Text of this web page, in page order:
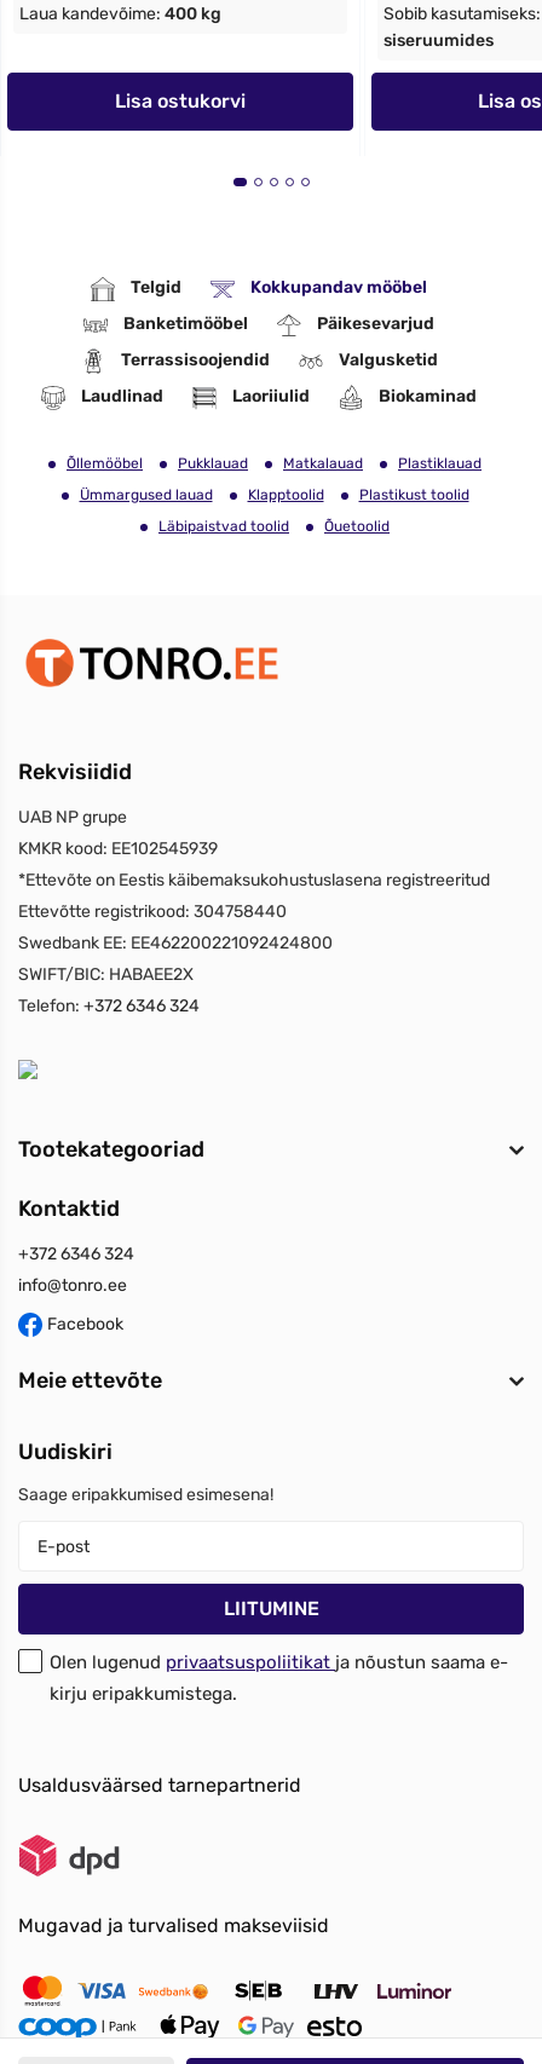
Laua kandevõime: 400 kg
Lisa ostukorvi
Sobib
siseruumides
Lisa
Telgid
Kokkupandav mööbel
Banketimööbel
Päikesevarjud
Terrassisoojendid
Valgusketid
Laudlinad
Laoriiulid Biokaminad
Õllemööbel Pukklauad Matkalauad
Plastiklauad
Ümmargused lauad
Klapptoolid
Plastikust toolid
Läbipaistvad toolid
Õuetoolid
Rekvisiidid
UAB NP grupe
KMKR kood: EE102545939
*Ettevõte on Eestis käibemaksukohustuslasena registreeritud
Ettevõtte registrikood: 304758440
Swedbank EE: EE462200221092424800
SWIFT/BIC: HABAEE2X
Telefon: +372 6346 324
Tootekategooriad
Kontaktid
+372 6346 324
info@tonro.ee
Facebook
Meie ettevõte
Uudiskiri
Saage eripakkumised esimesena!
Olen lugenud privaatsuspoliitikat ja nõustun saama e-
kirju eripakkumistega.
Usaldusväärsed tarnepartnerid
Mugavad ja turvalised makseviisid